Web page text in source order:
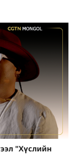
"Хүслийн